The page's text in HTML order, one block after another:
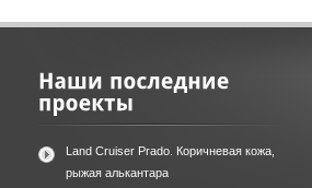
Land Cruiser Prado. Коричневая кожа,
рыжая алькантара